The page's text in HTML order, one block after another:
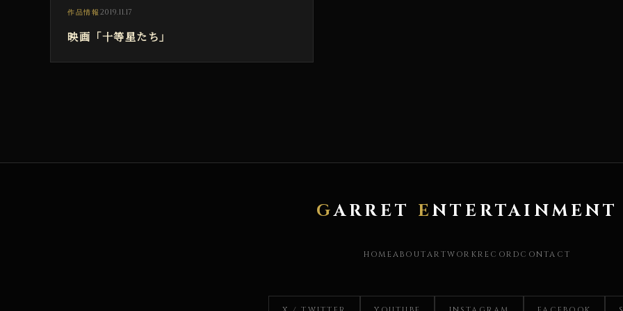
作品情報2019.11.17
映画「十等星たち」
GARRET ENTERTAINMENT
HOME ABOUTARTWORKRECORD CONTACT